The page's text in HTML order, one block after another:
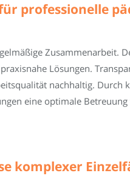
professionelle
Zusammenarbeit.
Lösungen.
nachhaltig. Durch
eine optimale
komplexer